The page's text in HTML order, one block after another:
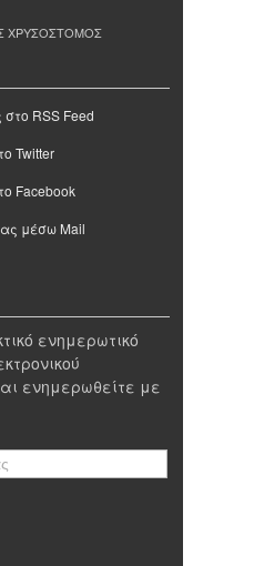
ΧΡΥΣΟΣΤΟΜΟΣ
στο RSS Feed
Twitter
Facebook
μέσω Mail
ενημερωτικό
ενημερωθείτε με